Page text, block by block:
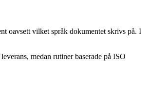
oavsett vilket språk dokumentet skrivs på. I
medan rutiner baserade på ISO